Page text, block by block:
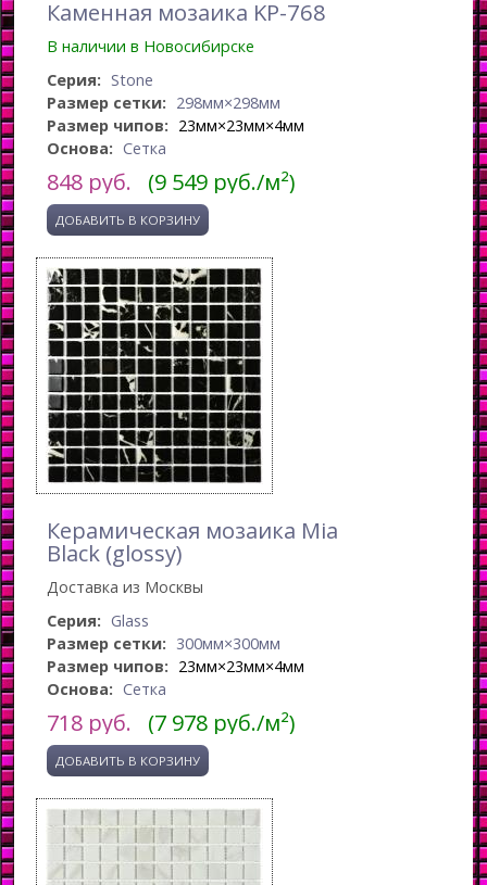
Каменная мозаика KP-768
В наличии в Новосибирске
Серия: Stone
Размер сетки: 298мм×298мм
Размер чипов: 23мм×23мм×4мм
Основа: Сетка
848 руб. (9 549 руб./м²)
Керамическая мозаика Mia
Black (glossy)
Доставка из Москвы
Серия: Glass
Размер сетки: 300мм×300мм
Размер чипов: 23мм×23мм×4мм
Основа: Сетка
718 руб. (7 978 руб./м²)